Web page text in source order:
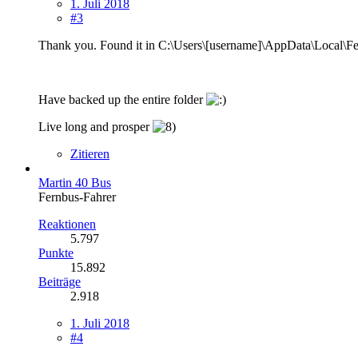
1. Juli 2018
#3
Thank you. Found it in
Have backed up the entire folder
Live long and prosper
Zitieren
Martin 40 Bus
Fernbus-Fahrer
Reaktionen
5.797
Punkte
15.892
Beiträge
2.918
1. Juli 2018
#4